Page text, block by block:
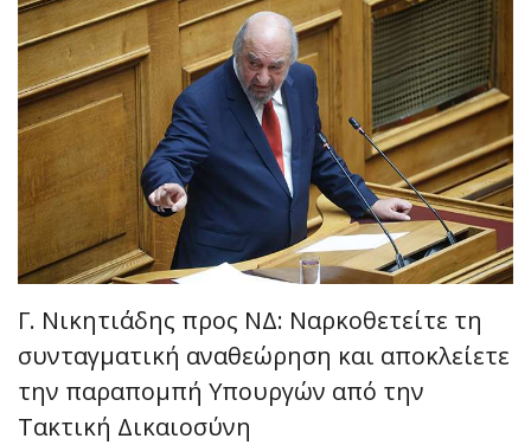
Γ. Νικητιάδης προς ΝΔ: Ναρκοθετείτε τη
συνταγματική αναθεώρηση και αποκλείετε
την παραπομπή Υπουργών από την
Τακτική Δικαιοσύνη